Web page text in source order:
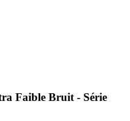
Faible Bruit - Série